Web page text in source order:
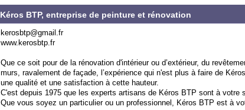
Kéros BTP, entreprise de peinture et rénovation
kerosbtp@gmail.fr
www.kerosbtp.fr
Que ce soit pour de la rénovation d'intérieur ou d’extérieur, du
murs, ravalement de façade, l’expérience qui n'est plus à faire de
une qualité et une satisfaction à cette hauteur.
C'est depuis 1975 que les experts artisans de Kéros BTP sont à votre
Que vous soyez un particulier ou un professionnel, Kéros BTP est à